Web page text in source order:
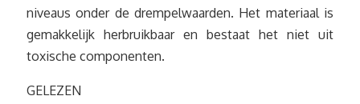
niveaus onder de drempelwaarden. Het materiaal is
gemakkelijk herbruikbaar en bestaat het niet uit
toxische componenten.
GELEZEN